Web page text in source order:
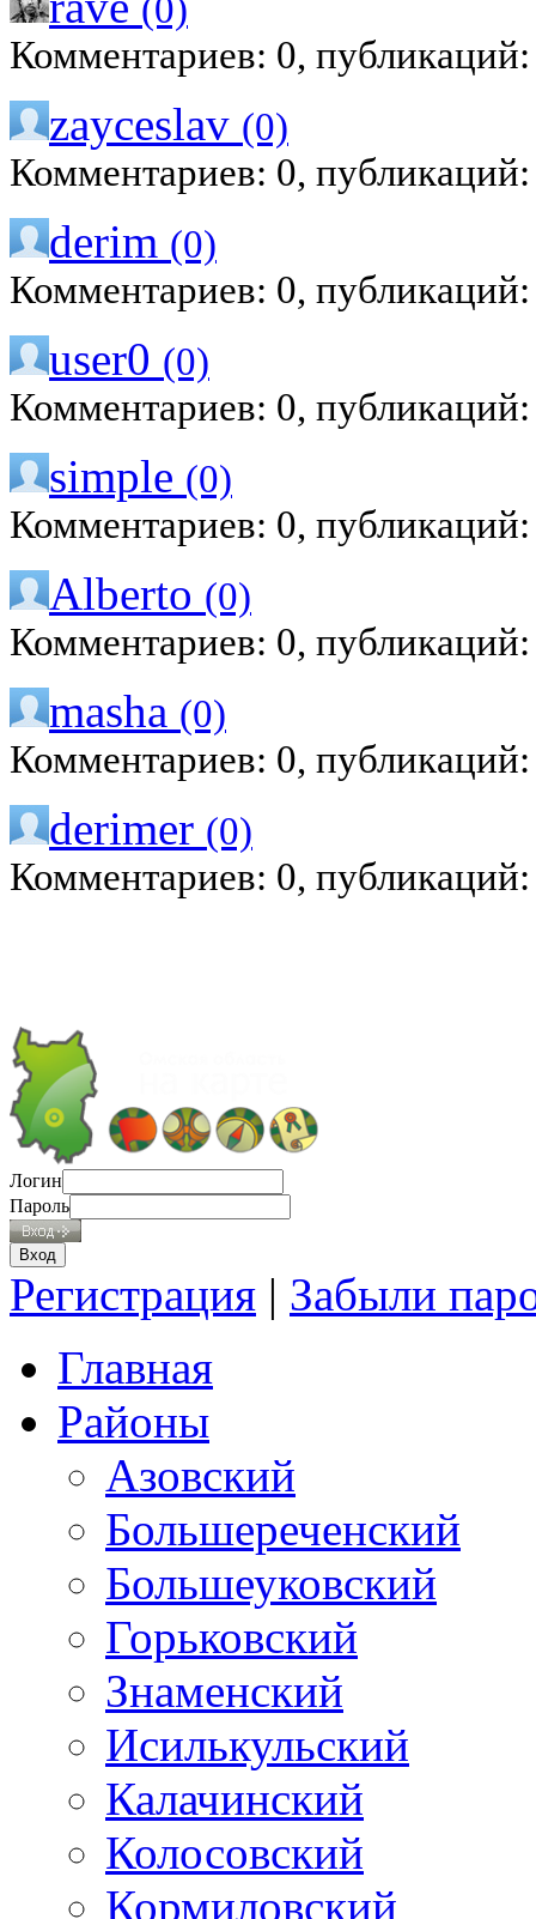
(0)
Комментариев: 0,
zayceslav (0)
Комментариев: 0,
derim (0)
Комментариев: 0,
user0 (0)
Комментариев: 0,
simple (0)
Комментариев: 0,
Alberto (0)
Комментариев: 0,
masha (0)
Комментариев: 0,
derimer (0)
Комментариев: 0,
Логин
Пароль
Регистрация | Забыли
Главная
Районы
Азовский
Большереченский
Большеуковский
Горьковский
Знаменский
Исилькульский
Калачинский
Колосовский
Кормиловский